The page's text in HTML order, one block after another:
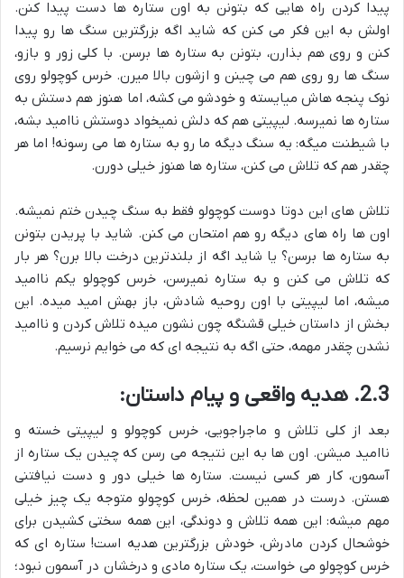
پیدا کردن راه هایی که بتونن به اون ستاره ها دست پیدا کنن.
اولش به این فکر می کنن که شاید اگه بزرگترین سنگ ها رو پیدا
کنن و روی هم بذارن، بتونن به ستاره ها برسن. با کلی زور و بازو،
سنگ ها رو روی هم می چینن و ازشون بالا میرن. خرس کوچولو روی
نوک پنجه هاش میایسته و خودشو می کشه، اما هنوز هم دستش به
ستاره ها نمیرسه. لیپیتی هم که دلش نمیخواد دوستش ناامید بشه،
با شیطنت میگه: یه سنگ دیگه ما رو به ستاره ها می رسونه! اما هر
چقدر هم که تلاش می کنن، ستاره ها هنوز خیلی دورن.
تلاش های این دوتا دوست کوچولو فقط به سنگ چیدن ختم نمیشه.
اون ها راه های دیگه رو هم امتحان می کنن. شاید با پریدن بتونن
به ستاره ها برسن؟ یا شاید اگه از بلندترین درخت بالا برن؟ هر بار
که تلاش می کنن و به ستاره نمیرسن، خرس کوچولو یکم ناامید
میشه، اما لیپیتی با اون روحیه شادش، باز بهش امید میده. این
بخش از داستان خیلی قشنگه چون نشون میده تلاش کردن و ناامید
نشدن چقدر مهمه، حتی اگه به نتیجه ای که می خوایم نرسیم.
2.3. هدیه واقعی و پیام داستان:
بعد از کلی تلاش و ماجراجویی، خرس کوچولو و لیپیتی خسته و
ناامید میشن. اون ها به این نتیجه می رسن که چیدن یک ستاره از
آسمون، کار هر کسی نیست. ستاره ها خیلی دور و دست نیافتنی
هستن. درست در همین لحظه، خرس کوچولو متوجه یک چیز خیلی
مهم میشه: این همه تلاش و دوندگی، این همه سختی کشیدن برای
خوشحال کردن مادرش، خودش بزرگترین هدیه است! ستاره ای که
خرس کوچولو می خواست، یک ستاره مادی و درخشان در آسمون نبود؛